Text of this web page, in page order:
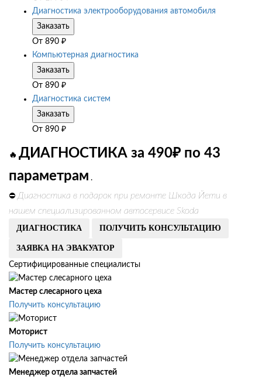
Диагностика электрооборудования автомобиля
Заказать
От 890 ₽
Компьютерная диагностика
Заказать
От 890 ₽
Диагностика систем
Заказать
От 890 ₽
🔥 ДИАГНОСТИКА за 490₽ по 43
параметрам .
⛔ Диагностика в подарок при ремонте Шкода Йети в
нашем специализированном автосервисе Skoda
ДИАГНОСТИКА ПОЛУЧИТЬ КОНСУЛЬТАЦИЮ
ЗАЯВКА НА ЭВАКУАТОР
Сертифицированные специалисты
Мастер слесарного цеха
Получить консультацию
Моторист
Получить консультацию
Менеджер отдела запчастей